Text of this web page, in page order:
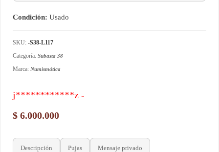
Condición: Usado
SKU: -S38-L117
Categoría: Subasta 38
Marca: Numismática
j************z -
$ 6.000.000
Descripción Pujas Mensaje privado